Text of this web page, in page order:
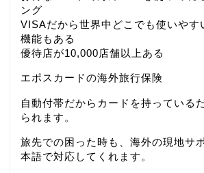
ング
VISAだから世界中どこでも使いやす
機能もある
優待店が10,000店舗以上ある
エポスカードの海外旅行保険
自動付帯だからカードを持っている
られます。
旅先での困った時も、海外の現地サ
本語で対応してくれます。